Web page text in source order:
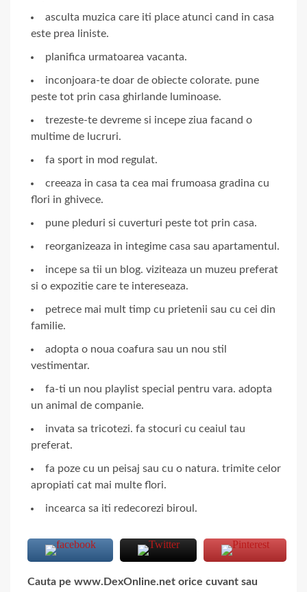
asculta muzica care iti place atunci cand in casa
este prea liniste.
planifica urmatoarea vacanta.
inconjoara-te doar de obiecte colorate. pune
peste tot prin casa ghirlande luminoase.
trezeste-te devreme si incepe ziua facand o
multime de lucruri.
fa sport in mod regulat.
creeaza in casa ta cea mai frumoasa gradina cu
flori in ghivece.
pune pleduri si cuverturi peste tot prin casa.
reorganizeaza in integime casa sau apartamentul.
incepe sa tii un blog. viziteaza un muzeu preferat
si o expozitie care te intereseaza.
petrece mai mult timp cu prietenii sau cu cei din
familie.
adopta o noua coafura sau un nou stil
vestimentar.
fa-ti un nou playlist special pentru vara. adopta
un animal de companie.
invata sa tricotezi. fa stocuri cu ceaiul tau
preferat.
fa poze cu un peisaj sau cu o natura. trimite celor
apropiati cat mai multe flori.
incearca sa iti redecorezi biroul.
Cauta pe www.DexOnline.net orice cuvant sau